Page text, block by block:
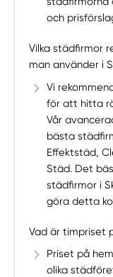
och
Vilka städfirmor
man använder i
Vi
för att hitta
Vår
bästa
Effektstäd,
Städ. Det
städfirmor i
göra detta
Vad är timpriset
Priset på
olika